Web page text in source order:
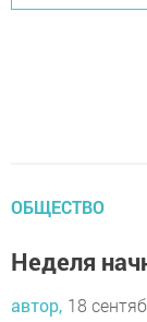
ОБЩЕСТВО
Неделя
автор, 18